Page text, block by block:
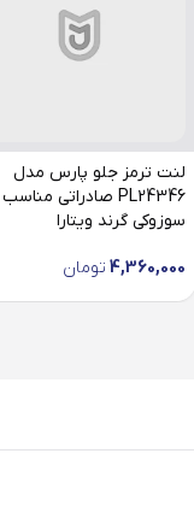
لنت ترمز جلو پارس مدل
PL24346 صادراتی مناسب
سوزوکی گرند ویتارا
4,360,000 تومان